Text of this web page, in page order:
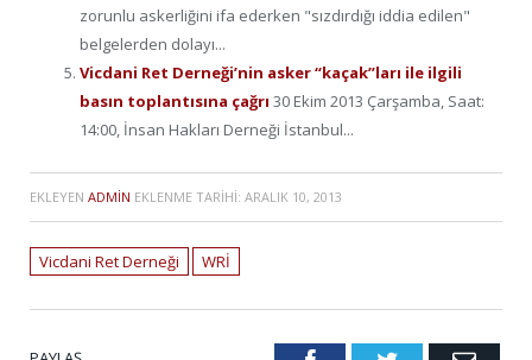
zorunlu askerliğini ifa ederken "sızdırdığı iddia edilen"
belgelerden dolayı...
Vicdani Ret Derneği’nin asker “kaçak”ları ile ilgili
basın toplantısına çağrı 30 Ekim 2013 Çarşamba, Saat:
14:00, İnsan Hakları Derneği İstanbul...
EKLEYEN ADMIN EKLENME TARIHI: ARALIK 10, 2013
Vicdani Ret Derneği WRİ